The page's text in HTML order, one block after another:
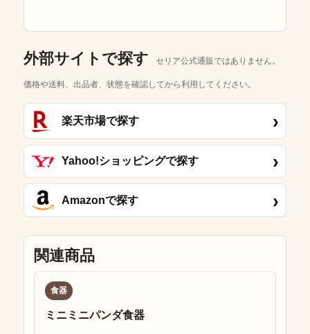
外部サイトで探す セリア公式通販ではありません。
価格や送料、出品者、状態を確認してから利用してください。
楽天市場で探す ›
Yahoo!ショッピングで探す ›
Amazonで探す ›
関連商品
食器
ミニミニパンダ食器